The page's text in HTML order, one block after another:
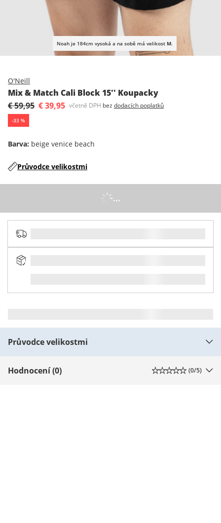
Noah je 184cm vysoká a na sobě má velikost M.
O'Neill
Mix & Match Cali Block 15'' Koupacky
€ 59,95 € 39,95 včetně DPH bez dodacích poplatků
-33 %
Barva: beige venice beach
Průvodce velikostmi
...
Průvodce velikostmi
Hodnocení (0) (0/5)